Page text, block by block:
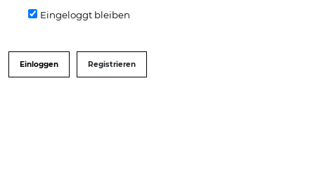
Eingeloggt bleiben
Einloggen Registrieren